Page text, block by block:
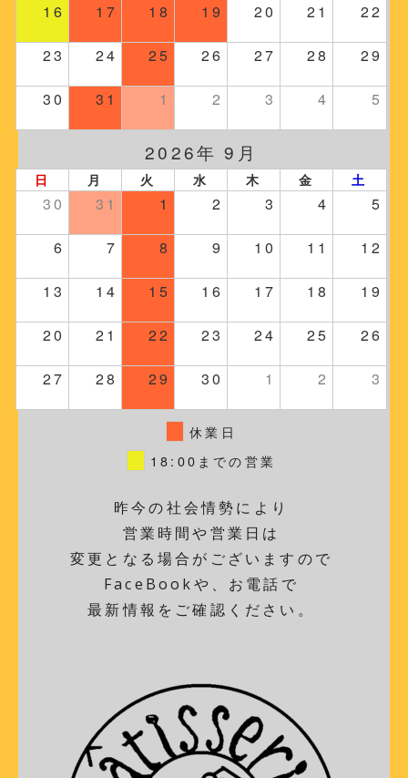
16 17 18 19 20 21 22
23 24 25 26 27 28 29
30 31 1 2 3 4 5
2026年 9月
日 月 火 水 木 金 土
30 31 1 2 3 4 5
6 7 8 9 10 11 12
13 14 15 16 17 18 19
20 21 22 23 24 25 26
27 28 29 30 1 2 3
休業日
18:00までの営業
昨今の社会情勢により
営業時間や営業日は
変更となる場合がございますので
FaceBookや、お電話で
最新情報をご確認ください。